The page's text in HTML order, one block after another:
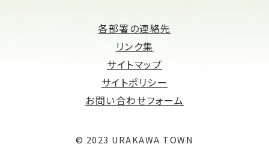
各部署の連絡先
リンク集
サイトマップ
サイトポリシー
お問い合わせフォーム
© 2023 URAKAWA TOWN